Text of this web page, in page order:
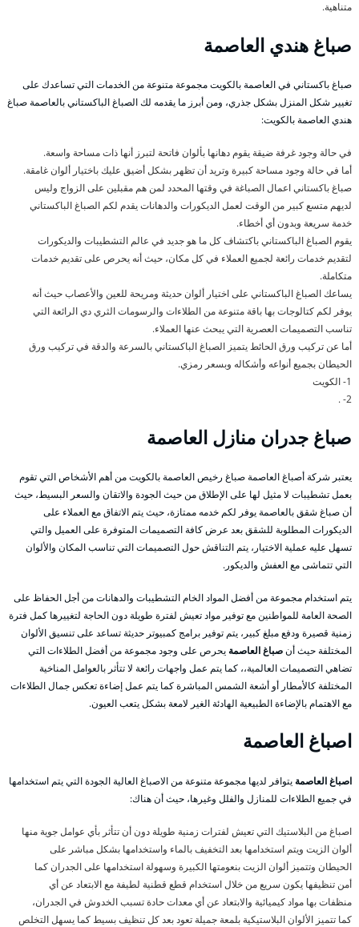
متناهية.
صباغ هندي العاصمة
صباغ باكستاني في العاصمة بالكويت مجموعة متنوعة من الخدمات التي تساعدك على
تغيير شكل المنزل بشكل جذري، ومن أبرز ما يقدمه لك الصباغ الباكستاني بالعاصمة صباغ
هندي العاصمة بالكويت:
في حالة وجود غرفة ضيقة يقوم دهانها بألوان فاتحة لتبرز أنها ذات مساحة واسعة.
أما في حالة وجود مساحة كبيرة وتريد أن تظهر بشكل أضيق عليك باختيار ألوان غامقة.
صباغ باكستاني اعمال الصباغة في وقتها المحدد لمن هم مقبلين على الزواج وليس
لديهم متسع كبير من الوقت لعمل الديكورات والدهانات يقدم لكم الصباغ الباكستاني
خدمة سريعة وبدون أي أخطاء.
يقوم الصباغ الباكستاني باكتشاف كل ما هو جديد في عالم التشطيبات والديكورات
لتقديم خدمات رائعة لجميع العملاء في كل مكان، حيث أنه يحرص على تقديم خدمات
متكاملة.
يساعك الصباغ الباكستاني على اختيار ألوان حديثة ومريحة للعين والأعصاب حيث أنه
يوفر لكم كتالوجات بها باقة متنوعة من الطلاءات والرسومات الثري دي الرائعة التي
تناسب التصميمات العصرية التي يبحث عنها العملاء.
أما عن تركيب ورق الحائط يتميز الصباغ الباكستاني بالسرعة والدقة في تركيب ورق
الحيطان بجميع أنواعه وأشكاله وبسعر رمزي.
1- الكويت
2- .
صباغ جدران منازل العاصمة
يعتبر شركة أصباغ العاصمة صباغ رخيص العاصمة بالكويت من أهم الأشخاص التي تقوم
بعمل تشطيبات لا مثيل لها على الإطلاق من حيث الجودة والاتقان والسعر البسيط، حيث
أن صباغ شقق بالعاصمة يوفر لكم خدمه ممتازة، حيث يتم الاتفاق مع العملاء على
الديكورات المطلوبة للشقق بعد عرض كافة التصميمات المتوفرة على العميل والتي
تسهل عليه عملية الاختيار، يتم التناقش حول التصميمات التي تناسب المكان والألوان
التي تتماشى مع العفش والديكور.
يتم استخدام مجموعة من أفضل المواد الخام التشطيبات والدهانات من أجل الحفاظ على
الصحة العامة للمواطنين مع توفير مواد تعيش لفترة طويلة دون الحاجة لتغييرها كمل فترة
زمنية قصيرة ودفع مبلغ كبير، يتم توفير برامج كمبيوتر حديثة تساعد على تنسيق الألوان
المختلفة حيث أنصباغ العاصمة يحرص على وجود مجموعة من أفضل الطلاءات التي
تضاهي التصميمات العالمية،، كما يتم عمل واجهات رائعة لا تتأثر بالعوامل المناخية
المختلفة كالأمطار أو أشعة الشمس المباشرة كما يتم عمل إضاءة تعكس جمال الطلاءات
مع الاهتمام بالإضاءة الطبيعية الهادئة الغير لامعة بشكل يتعب العيون.
اصباغ العاصمة
اصباغ العاصمة يتوافر لديها مجموعة متنوعة من الاصباغ العالية الجودة التي يتم استخدامها
في جميع الطلاءات للمنازل والفلل وغيرها، حيث أن هناك:
اصباغ من البلاستيك التي تعيش لفترات زمنية طويلة دون أن تتأثر بأي عوامل جوية منها
ألوان الزيت ويتم استخدامها بعد التخفيف بالماء واستخدامها بشكل مباشر على
الحيطان وتتميز ألوان الزيت بنعومتها الكبيرة وسهولة استخدامها على الجدران كما
أمن تنظيفها يكون سريع من خلال استخدام قطع قطنية لطيفة مع الابتعاد عن أي
منظفات بها مواد كيميائية والابتعاد عن أي معدات حادة تسبب الخدوش في الجدران،
كما تتميز الألوان البلاستيكية بلمعة جميلة تعود بعد كل تنظيف بسيط كما يسهل التخلص